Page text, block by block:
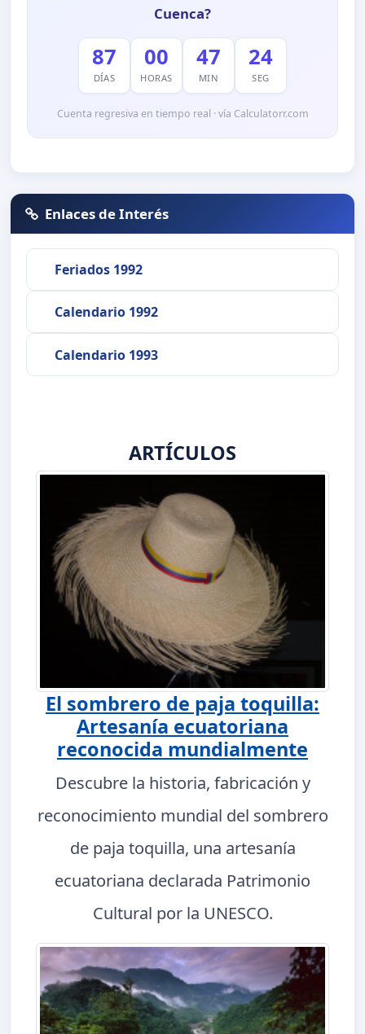
Cuenca?
87
DÍAS
00
HORAS
47
MIN
22
SEG
Cuenta regresiva en tiempo real · vía Calculatorr.com
Enlaces de Interés
Feriados 1992
Calendario 1992
Calendario 1993
ARTÍCULOS
El sombrero de paja toquilla:
Artesanía ecuatoriana
reconocida mundialmente
Descubre la historia, fabricación y
reconocimiento mundial del sombrero
de paja toquilla, una artesanía
ecuatoriana declarada Patrimonio
Cultural por la UNESCO.